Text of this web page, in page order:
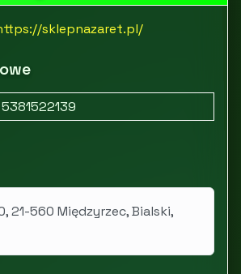
sklepnazaret.pl/
5381522139
21-560 Międzyrzec, Bialski,